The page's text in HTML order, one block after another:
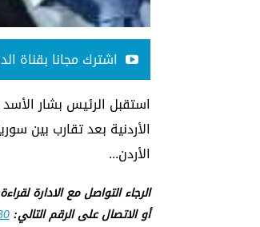
اشترك مجانا بقناة
استقبل الرئيس بشار
الأردنية بعد تقارب بين
الأردن...
الرجاء التواصل مع الادارة
أو الاتصال على الرقم التالي: